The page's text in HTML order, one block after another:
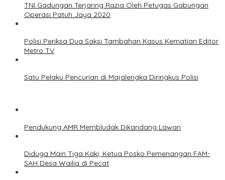
TNI Gadungan Terjaring Razia Oleh Petugas Gabungan
Operasi Patuh Jaya 2020
Polisi Periksa Dua Saksi Tambahan Kasus Kematian Editor
Metro TV
Satu Pelaku Pencurian di Majalengka Diringkus Polisi
Pendukung AMR Membludak Dikandang Lawan
Diduga Main Tiga Kaki, Ketua Posko Pemenangan FAM-
SAH Desa Wailia di Pecat